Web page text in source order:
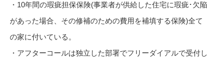
・10年間の瑕疵担保保険(事業者が供給した住宅に瑕疵･欠陥
があった場合、その修補のための費用を補填する保険)全て
の家に付いている。
・アフターコールは独立した部署でフリーダイアルで受付し